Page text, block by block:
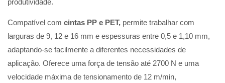
produtividade.
Compatível com cintas PP e PET, permite trabalhar com
larguras de 9, 12 e 16 mm e espessuras entre 0,5 e 1,10 mm,
adaptando-se facilmente a diferentes necessidades de
aplicação. Oferece uma força de tensão até 2700 N e uma
velocidade máxima de tensionamento de 12 m/min,